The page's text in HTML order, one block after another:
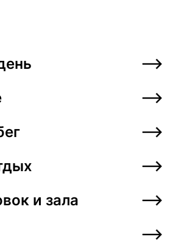
50 пар. Успевай!
и зала